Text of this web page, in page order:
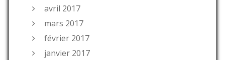
avril 2017
mars 2017
février 2017
janvier 2017